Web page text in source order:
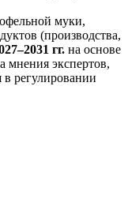
муки,
(производства,
гг. на основе
мнения экспертов,
регулировании